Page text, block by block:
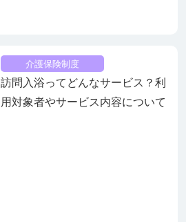
介護保険制度
訪問入浴ってどんなサービス？利
用対象者やサービス内容について